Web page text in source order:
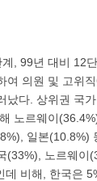
, 99년 대비 12
여 의원 및 고위
났다. 상위권 국
노르웨이
일본(10.8%)
(33%), 노르웨이
데 비해, 한국은